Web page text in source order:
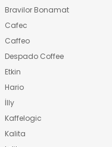
Bravilor Bonamat
Cafec
Caffeo
Despado Coffee
Etkin
Hario
İlly
Kaffelogic
Kalita